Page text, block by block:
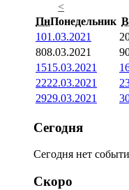
<
ПнПонедельник
101.03.2021 2
808.03.2021 9
1515.03.2021
2222.03.2021
2929.03.2021
Сегодня
Сегодня нет
Скоро